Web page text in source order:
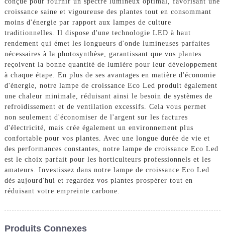
croissance saine et vigoureuse des plantes tout en consommant
moins d'énergie par rapport aux lampes de culture
traditionnelles. Il dispose d'une technologie LED à haut
rendement qui émet les longueurs d'onde lumineuses parfaites
nécessaires à la photosynthèse, garantissant que vos plantes
reçoivent la bonne quantité de lumière pour leur développement
à chaque étape. En plus de ses avantages en matière d'économie
d'énergie, notre lampe de croissance Eco Led produit également
une chaleur minimale, réduisant ainsi le besoin de systèmes de
refroidissement et de ventilation excessifs. Cela vous permet
non seulement d'économiser de l'argent sur les factures
d'électricité, mais crée également un environnement plus
confortable pour vos plantes. Avec une longue durée de vie et
des performances constantes, notre lampe de croissance Eco Led
est le choix parfait pour les horticulteurs professionnels et les
amateurs. Investissez dans notre lampe de croissance Eco Led
dès aujourd'hui et regardez vos plantes prospérer tout en
réduisant votre empreinte carbone.
Produits Connexes